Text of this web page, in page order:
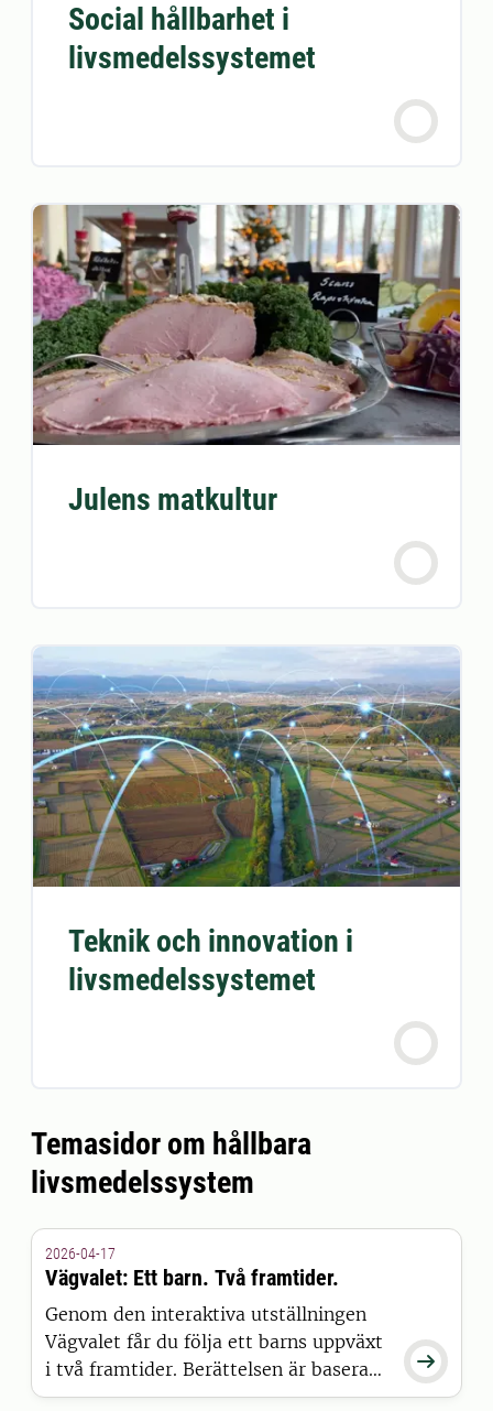
Social hållbarhet i
livsmedelssystemet
Julens matkultur
Teknik och innovation i
livsmedelssystemet
Temasidor om hållbara
livsmedelssystem

2026-04-17
Vägvalet: Ett barn. Två framtider.
Genom den interaktiva utställningen
Vägvalet får du följa ett barns uppväxt
i två framtider. Berättelsen är baserad
på forskning och verkliga tester som är